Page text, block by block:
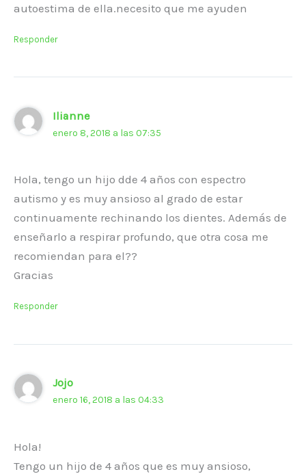
autoestima de ella.necesito que me ayuden
Responder
Ilianne
enero 8, 2018 a las 07:35
Hola, tengo un hijo dde 4 años con espectro
autismo y es muy ansioso al grado de estar
continuamente rechinando los dientes. Además de
enseñarlo a respirar profundo, que otra cosa me
recomiendan para el??
Gracias
Responder
Jojo
enero 16, 2018 a las 04:33
Hola!
Tengo un hijo de 4 años que es muy ansioso,